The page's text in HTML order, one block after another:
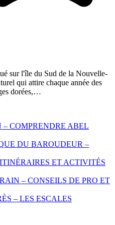
sur l'île du Sud de la Nouvelle-
qui attire chaque année des
dorées,…
– COMPRENDRE ABEL
DU BAROUDEUR –
ET ACTIVITÉS
– CONSEILS DE PRO ET
– LES ESCALES